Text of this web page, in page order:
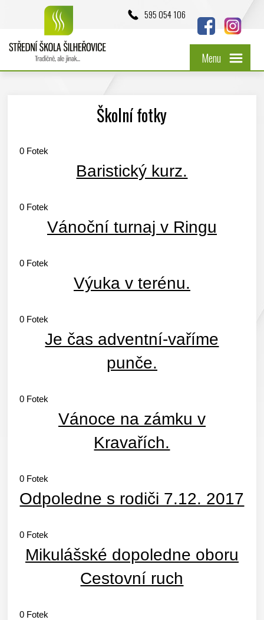
595 054 106
Menu
Školní fotky
0 Fotek
Baristický kurz.
0 Fotek
Vánoční turnaj v Ringu
0 Fotek
Výuka v terénu.
0 Fotek
Je čas adventní-vaříme
punče.
0 Fotek
Vánoce na zámku v
Kravařích.
0 Fotek
Odpoledne s rodiči 7.12. 2017
0 Fotek
Mikulášské dopoledne oboru
Cestovní ruch
0 Fotek